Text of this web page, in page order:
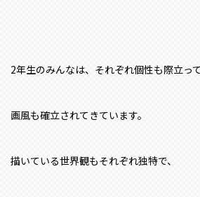
2年生のみんなは、それぞれ個性も際立って
画風も確立されてきています。
描いている世界観もそれぞれ独特で、